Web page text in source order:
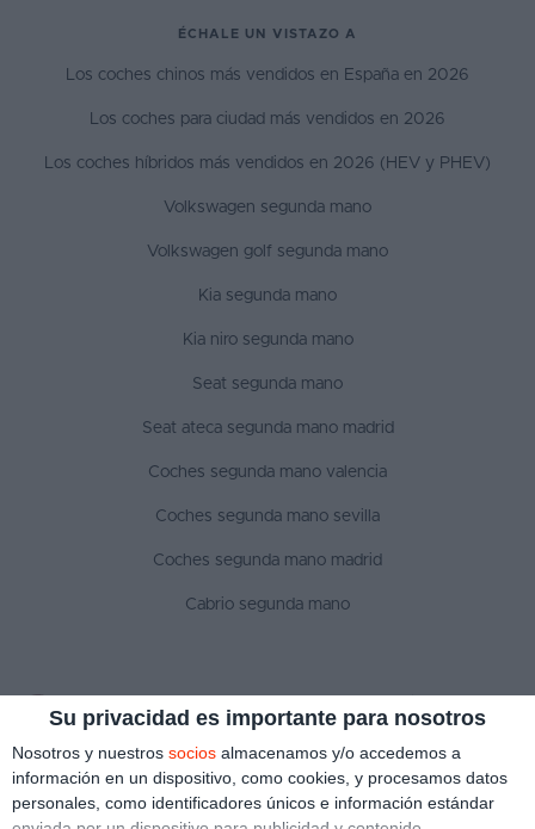
Su privacidad es importante para nosotros
Nosotros y nuestros socios almacenamos y/o accedemos a
información en un dispositivo, como cookies, y procesamos datos
personales, como identificadores únicos e información estándar
ÉCHALE UN VISTAZO A
Los coches chinos más vendidos en España en 2026
Los coches para ciudad más vendidos en 2026
Los coches híbridos más vendidos en 2026 (HEV y PHEV)
Volkswagen segunda mano
Volkswagen golf segunda mano
Kia segunda mano
Kia niro segunda mano
Seat segunda mano
Seat ateca segunda mano madrid
Coches segunda mano valencia
Coches segunda mano sevilla
Coches segunda mano madrid
Cabrio segunda mano